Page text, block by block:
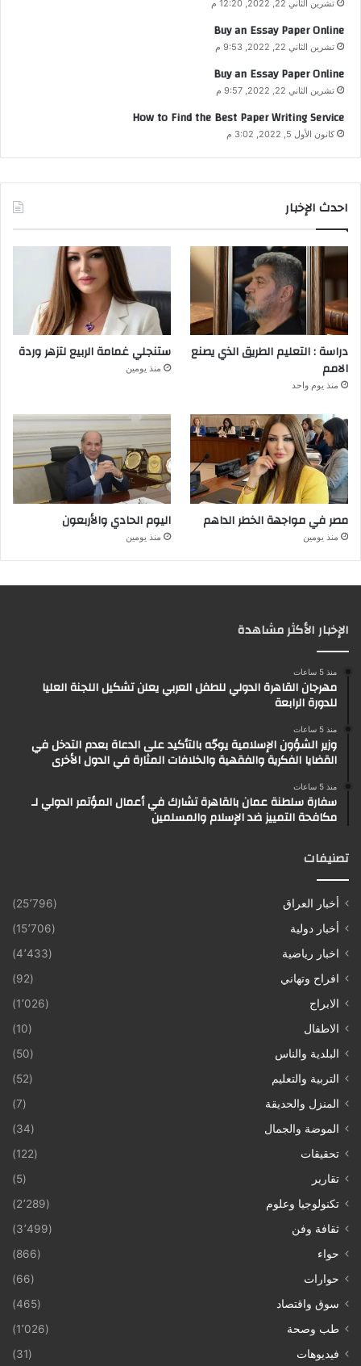
تشرين الثاني 22, 2022, 12:20 م
Buy an Essay Paper Online
تشرين الثاني 22, 2022, 9:53 م
Buy an Essay Paper Online
تشرين الثاني 22, 2022, 9:57 م
How to Find the Best Paper Writing Service
كانون الأول 5, 2022, 3:02 م
احدث الإخبار
دراسة : التعليم الطريق الذي يصنع
الامم
منذ يوم واحد
ستنجلي غمامة الربيع لتزهر وردة
منذ يومين
مصر في مواجهة الخطر الداهم
منذ يومين
اليوم الحادي والأربعون
منذ يومين
الإخبار الأكثر مشاهدة
منذ 5 ساعات
مهرجان القاهرة الدولي للطفل العربي يعلن تشكيل اللجنة العليا
للدورة الرابعة
منذ 5 ساعات
وزير الشؤون الإسلامية يوجّه بالتأكيد على الدعاة بعدم التدخل في
القضايا الفكرية والفقهية والخلافات المثارة في الدول الأخرى
منذ 5 ساعات
سفارة سلطنة عمان بالقاهرة تشارك في أعمال المؤتمر الدولي لـ
مكافحة التمييز ضد الإسلام والمسلمين
تصنيفات
أخبار العراق
(25٬796)
أخبار دولية
(15٬706)
اخبار رياضية
(4٬433)
افراح وتهاني
(92)
الابراج
(1٬026)
الاطفال
(10)
البلدية والناس
(50)
التربية والتعليم
(52)
المنزل والحديقة
(7)
الموضة والجمال
(34)
تحقيقات
(122)
تقارير
(5)
تكنولوجيا وعلوم
(2٬289)
ثقافة وفن
(3٬499)
حواء
(866)
حوارات
(66)
سوق واقتصاد
(465)
طب وصحة
(1٬026)
فيديوهات
(31)